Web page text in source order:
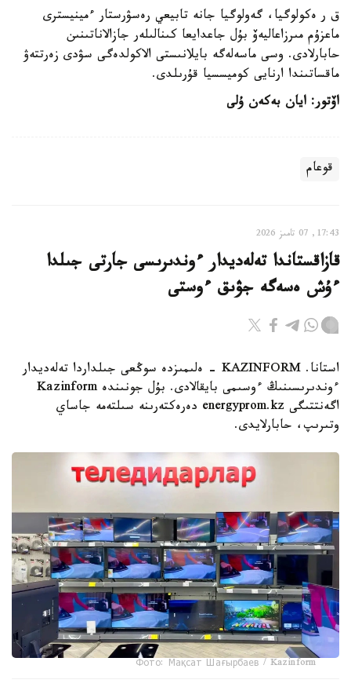
ق ر ەكولوگيا، گەولوگيا جانە تابيعي رەسۋرستار ءمينيسترى
ماعزۇم مىرزاعاليەۆ بۇل جاعدايعا كىنالىلەر جازالاناتىنىن
حابارلادى. وسى ماسەلەگە بايلانىستى الاكولدەگى سۋدى زەرتتەۋ
ماقساتىندا ارنايى كوميسسيا قۇرىلدى.
اۆتور: ايان بەكەن ۇلى
قوعام
17:43, 07 تامىز 2026
قازاقستاندا تەلەديدار ءوندىرىسى جارتى جىلدا
ءۇش ەسەگە جۋىق ءوستى
استانا. KAZINFORM - ەلىمىزدە سوڭعى جىلداردا تەلەديدار
ءوندىرىسىنىڭ ءوسىمى بايقالادى. بۇل جونىندە Kazinform
اگەنتتىگى energyprom.kz دەرەكتەرىنە سىلتەمە جاساي
وتىرىپ، حابارلايدى.
Фото: Мақсат Шағырбаев / Kazinform